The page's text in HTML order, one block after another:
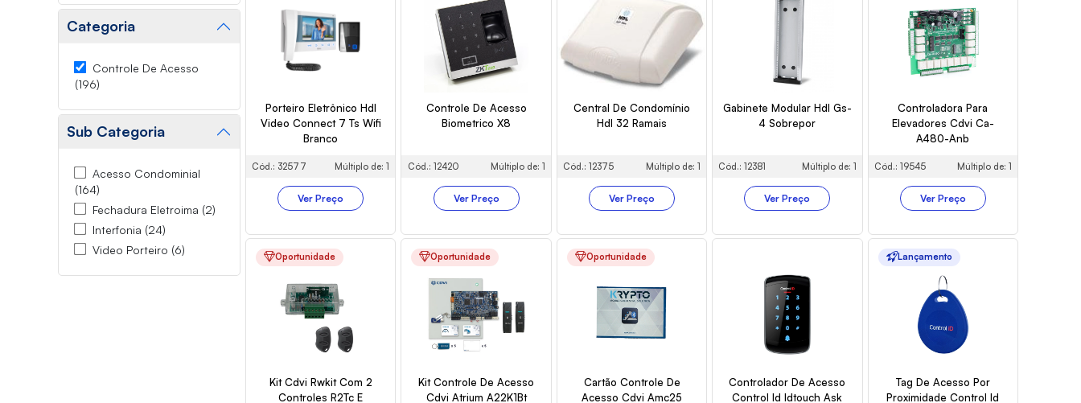
Categoria
Controle De Acesso
(196)
Sub Categoria
Acesso Condominial
(164)
Fechadura Eletroima (2)
Interfonia (24)
Video Porteiro (6)
Porteiro Eletrônico Hdl
Video Connect 7 Ts Wifi
Branco
Cód.: 32577 Múltiplo de: 1
Ver Preço
Controle De Acesso
Biometrico X8
Cód.: 12420 Múltiplo de: 1
Ver Preço
Central De Condomínio
Hdl 32 Ramais
Cód.: 12375 Múltiplo de: 1
Ver Preço
Gabinete Modular Hdl Gs-
4 Sobrepor
Cód.: 12381 Múltiplo de: 1
Ver Preço
Controladora Para
Elevadores Cdvi Ca-
A480-Anb
Cód.: 19545 Múltiplo de: 1
Ver Preço
Oportunidade
Kit Cdvi Rwkit Com 2
Controles R2Tc E
Oportunidade
Kit Controle De Acesso
Cdvi Atrium A22K1Bt
Oportunidade
Cartão Controle De
Acesso Cdvi Amc25
Controlador De Acesso
Control Id Idtouch Ask
Lançamento
Tag De Acesso Por
Proximidade Control Id